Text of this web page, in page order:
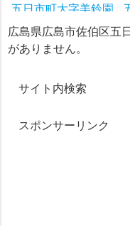
五日市町大字美鈴園
石内東
五日市町大字
五日市町下小深川
五日市町利松
広島県広島市佐伯区五
がありません。
サイト内検索
スポンサーリンク